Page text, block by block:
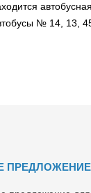
№ 14, 13,
ПРЕДЛОЖЕНИЕ